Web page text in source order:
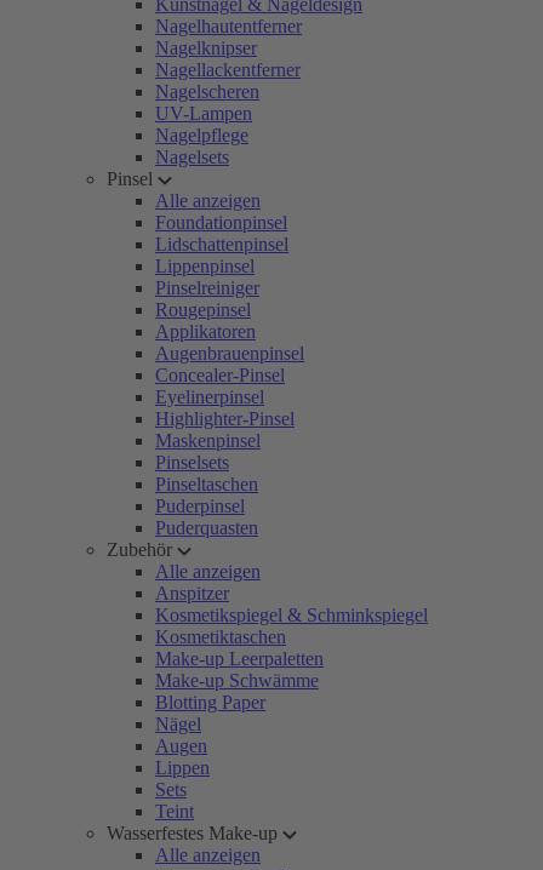
Kunstnägel & Nageldesign
Nagelhautentferner
Nagelknipser
Nagellackentferner
Nagelscheren
UV-Lampen
Nagelpflege
Nagelsets
Pinsel
Alle anzeigen
Foundationpinsel
Lidschattenpinsel
Lippenpinsel
Pinselreiniger
Rougepinsel
Applikatoren
Augenbrauenpinsel
Concealer-Pinsel
Eyelinerpinsel
Highlighter-Pinsel
Maskenpinsel
Pinselsets
Pinseltaschen
Puderpinsel
Puderquasten
Zubehör
Alle anzeigen
Anspitzer
Kosmetikspiegel & Schminkspiegel
Kosmetiktaschen
Make-up Leerpaletten
Make-up Schwämme
Blotting Paper
Nägel
Augen
Lippen
Sets
Teint
Wasserfestes Make-up
Alle anzeigen